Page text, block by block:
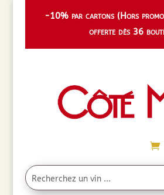
-10% par cartons (Hors
offerte dès 36